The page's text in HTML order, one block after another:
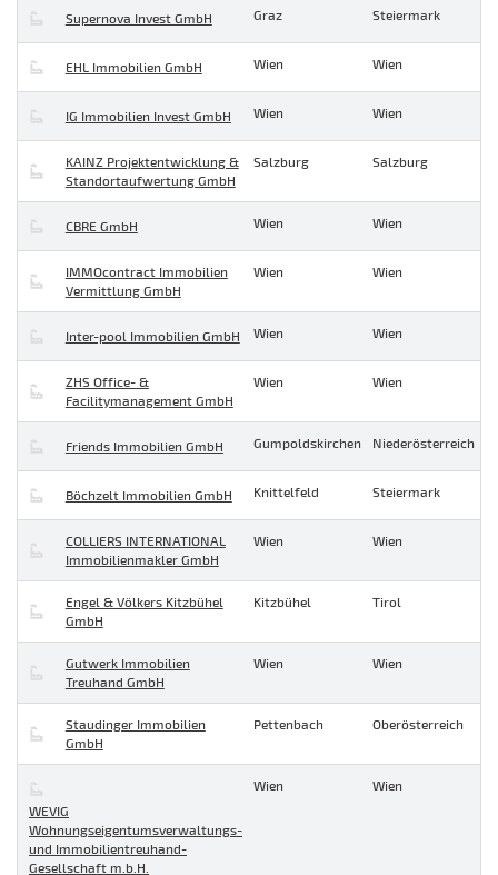
Supernova Invest GmbH Graz Steiermark
EHL Immobilien GmbH Wien Wien
IG Immobilien Invest GmbH Wien Wien
KAINZ Projektentwicklung &
Standortaufwertung GmbH
Salzburg Salzburg
CBRE GmbH Wien Wien
IMMOcontract Immobilien
Vermittlung GmbH
Wien Wien
Inter-pool Immobilien GmbH Wien Wien
ZHS Office- &
Facilitymanagement GmbH
Wien Wien
Friends Immobilien GmbH Gumpoldskirchen Niederösterreich
Böchzelt Immobilien GmbH Knittelfeld Steiermark
COLLIERS INTERNATIONAL
Immobilienmakler GmbH
Wien Wien
Engel & Völkers Kitzbühel
GmbH
Kitzbühel Tirol
Gutwerk Immobilien
Treuhand GmbH
Wien Wien
Staudinger Immobilien
GmbH
Pettenbach Oberösterreich
WEVIG
Wohnungseigentumsverwaltungs-
und Immobilientreuhand-
Gesellschaft m.b.H.
Wien Wien